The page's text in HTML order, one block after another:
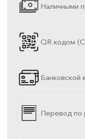
Наличными
QR кодом
Банковской
Перевод по